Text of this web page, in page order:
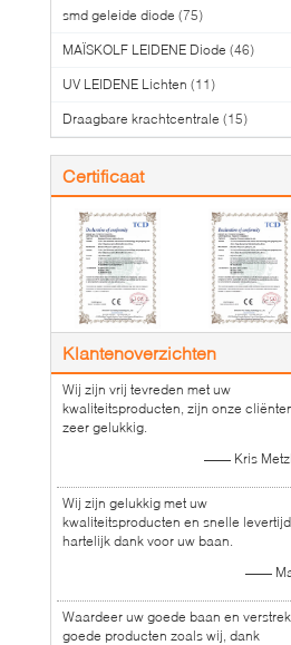
smd geleide diode (75)
MAÏSKOLF LEIDENE Diode (46)
UV LEIDENE Lichten (11)
Draagbare krachtcentrale (15)
Certificaat
Klantenoverzichten
Wij zijn vrij tevreden met uw
kwaliteitsproducten, zijn onze
zeer gelukkig.
—— Kris
Wij zijn gelukkig met uw
kwaliteitsproducten en snelle
hartelijk dank voor uw baan.
——
Waardeer uw goede baan en verstrek
goede producten zoals wij, dank